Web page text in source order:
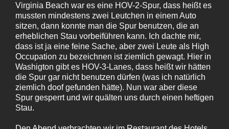
Virginia Beach war es eine HOV-2-Spur, dass heißt es
mussten mindestens zwei Leutchen in einem Auto
sitzen, dann konnte man die Spur benutzen, die an
erheblichen Stau vorbeiführen kann. Ich dachte mir,
dass ist ja eine feine Sache, aber zwei Leute als High
Occupation zu bezeichnen ist ziemlich gewagt. Hier in
Washigton gibt es HOV-3-Lanes, dass heißt wir hätten
die Spur gar nicht benutzen dürfen (was ich natürlich
ziemlich doof gefunden hätte). Nun war aber diese
Spur gesperrt und wir quälten uns durch einen heftigen
Stau.